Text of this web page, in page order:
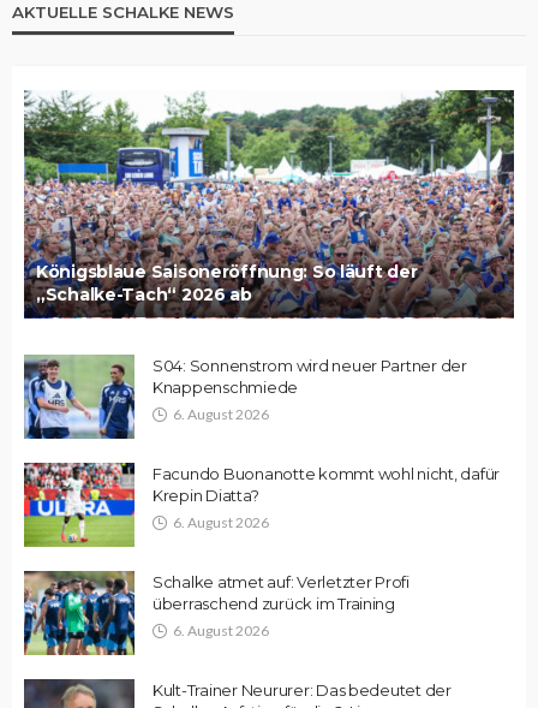
AKTUELLE SCHALKE NEWS
Königsblaue Saisoneröffnung: So läuft der
„Schalke-Tach“ 2026 ab
S04: Sonnenstrom wird neuer Partner der
Knappenschmiede
6. August 2026
Facundo Buonanotte kommt wohl nicht, dafür
Krepin Diatta?
6. August 2026
Schalke atmet auf: Verletzter Profi
überraschend zurück im Training
6. August 2026
Kult-Trainer Neururer: Das bedeutet der